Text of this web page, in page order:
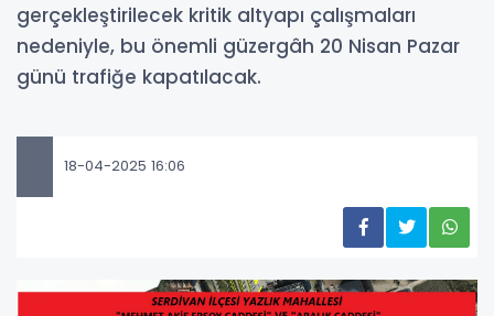
gerçekleştirilecek kritik altyapı çalışmaları
nedeniyle, bu önemli güzergâh 20 Nisan Pazar
günü trafiğe kapatılacak.
18-04-2025 16:06